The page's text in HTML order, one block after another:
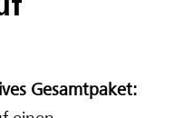
Gesamtpaket: